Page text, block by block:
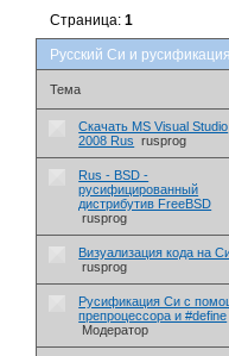
Русский Си и
Страница:1
Тема
Скачать MS Visual Studio
2008 Rus
rusprog
Rus - BSD -
русифицированный
дистрибутив FreeBSD
rusprog
Визуализация кода на
rusprog
Русификация Си с
препроцессора и #define
Модератор